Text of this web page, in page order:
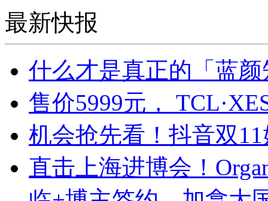
最新快报
什么才是真正的「蓝
售价5999元，
机会抢先看！抖音双
直击上海进博会！